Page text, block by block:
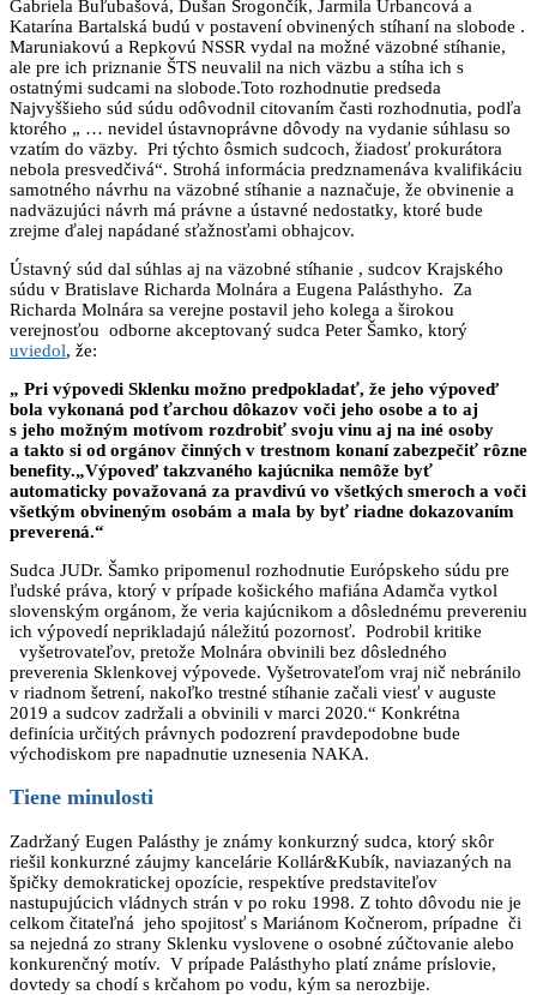
Gabriela Buľubašová, Dušan Srogončík, Jarmila Urbancová a
Katarína Bartalská budú v postavení obvinených stíhaní na slobode .
Maruniakovú a Repkovú NSSR vydal na možné väzobné stíhanie,
ale pre ich priznanie ŠTS neuvalil na nich väzbu a stíha ich s
ostatnými sudcami na slobode.Toto rozhodnutie predseda
Najvyššieho súd súdu odôvodnil citovaním časti rozhodnutia, podľa
ktorého „ … nevidel ústavnoprávne dôvody na vydanie súhlasu so
vzatím do väzby. Pri týchto ôsmich sudcoch, žiadosť prokurátora
nebola presvedčivá“. Strohá informácia predznamenáva kvalifikáciu
samotného návrhu na väzobné stíhanie a naznačuje, že obvinenie a
nadväzujúci návrh má právne a ústavné nedostatky, ktoré bude
zrejme ďalej napádané sťažnosťami obhajcov.
Ústavný súd dal súhlas aj na väzobné stíhanie , sudcov Krajského
súdu v Bratislave Richarda Molnára a Eugena Palásthyho. Za
Richarda Molnára sa verejne postavil jeho kolega a širokou
verejnosťou odborne akceptovaný sudca Peter Šamko, ktorý
uviedol, že:
„ Pri výpovedi Sklenku možno predpokladať, že jeho výpoveď
bola vykonaná pod ťarchou dôkazov voči jeho osobe a to aj
s jeho možným motívom rozdrobiť svoju vinu aj na iné osoby
a takto si od orgánov činných v trestnom konaní zabezpečiť rôzne
benefity.„Výpoveď takzvaného kajúcnika nemôže byť
automaticky považovaná za pravdivú vo všetkých smeroch a voči
všetkým obvineným osobám a mala by byť riadne dokazovaním
preverená.“
Sudca JUDr. Šamko pripomenul rozhodnutie Európskeho súdu pre
ľudské práva, ktorý v prípade košického mafiána Adamča vytkol
slovenským orgánom, že veria kajúcnikom a dôslednému prevereniu
ich výpovedí neprikladajú náležitú pozornosť. Podrobil kritike
vyšetrovateľov, pretože Molnára obvinili bez dôsledného
preverenia Sklenkovej výpovede. Vyšetrovateľom vraj nič nebránilo
v riadnom šetrení, nakoľko trestné stíhanie začali viesť v auguste
2019 a sudcov zadržali a obvinili v marci 2020.“ Konkrétna
definícia určitých právnych podozrení pravdepodobne bude
východiskom pre napadnutie uznesenia NAKA.
Tiene minulosti
Zadržaný Eugen Palásthy je známy konkurzný sudca, ktorý skôr
riešil konkurzné záujmy kancelárie Kollár&Kubík, naviazaných na
špičky demokratickej opozície, respektíve predstaviteľov
nastupujúcich vládnych strán v po roku 1998. Z tohto dôvodu nie je
celkom čitateľná jeho spojitosť s Mariánom Kočnerom, prípadne či
sa nejedná zo strany Sklenku vyslovene o osobné zúčtovanie alebo
konkurenčný motív. V prípade Palásthyho platí známe príslovie,
dovtedy sa chodí s krčahom po vodu, kým sa nerozbije.